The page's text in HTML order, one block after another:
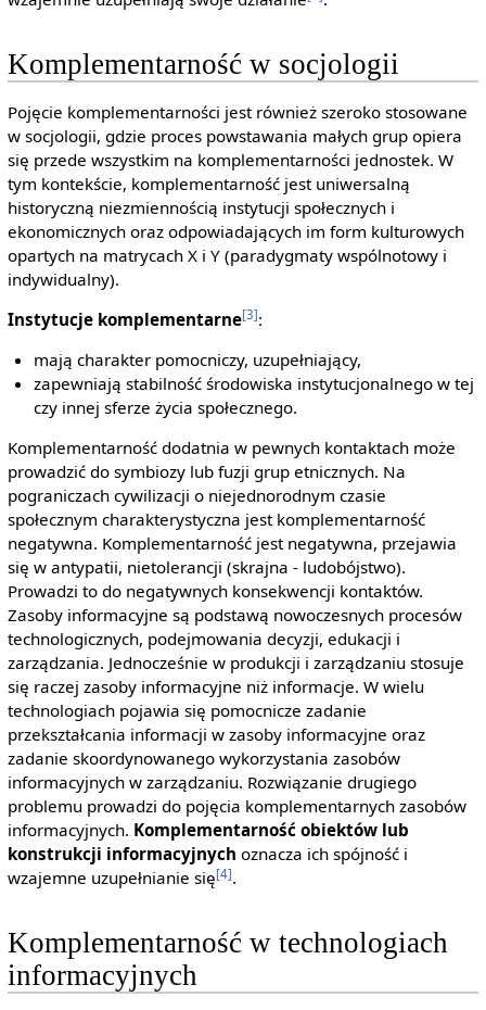
Komplementarność w socjologii
Pojęcie komplementarności jest również szeroko stosowane
w socjologii, gdzie proces powstawania małych grup opiera
się przede wszystkim na komplementarności jednostek. W
tym kontekście, komplementarność jest uniwersalną
historyczną niezmiennością instytucji społecznych i
ekonomicznych oraz odpowiadających im form kulturowych
opartych na matrycach X i Y (paradygmaty wspólnotowy i
indywidualny).
Instytucje komplementarne[3]:
mają charakter pomocniczy, uzupełniający,
zapewniają stabilność środowiska instytucjonalnego w tej
czy innej sferze życia społecznego.
Komplementarność dodatnia w pewnych kontaktach może
prowadzić do symbiozy lub fuzji grup etnicznych. Na
pograniczach cywilizacji o niejednorodnym czasie
społecznym charakterystyczna jest komplementarność
negatywna. Komplementarność jest negatywna, przejawia
się w antypatii, nietolerancji (skrajna - ludobójstwo).
Prowadzi to do negatywnych konsekwencji kontaktów.
Zasoby informacyjne są podstawą nowoczesnych procesów
technologicznych, podejmowania decyzji, edukacji i
zarządzania. Jednocześnie w produkcji i zarządzaniu stosuje
się raczej zasoby informacyjne niż informacje. W wielu
technologiach pojawia się pomocnicze zadanie
przekształcania informacji w zasoby informacyjne oraz
zadanie skoordynowanego wykorzystania zasobów
informacyjnych w zarządzaniu. Rozwiązanie drugiego
problemu prowadzi do pojęcia komplementarnych zasobów
informacyjnych. Komplementarność obiektów lub
konstrukcji informacyjnych oznacza ich spójność i
wzajemne uzupełnianie się[4].
Komplementarność w technologiach
informacyjnych